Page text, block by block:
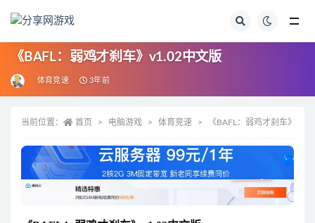
《BAFL：弱鸡才刹车》v1.02中文版
体育竞速 3年前
当前位置： 首页 电脑游戏 体育竞速 《BAFL：弱鸡才刹车》